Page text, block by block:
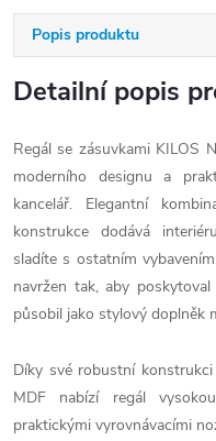
Popis produktu
Detailní popis
Regál se zásuvkami KILOS
moderního designu a
kancelář. Elegantní
konstrukce dodává
sladíte s ostatním
navržen tak, aby
působil jako stylový doplněk
Díky své robustní
MDF nabízí regál
praktickými vyrovnávacími